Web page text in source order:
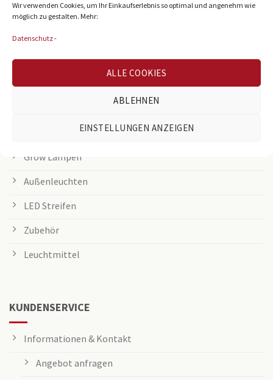
Wir verwenden Cookies, um Ihr Einkaufserlebnis so optimal und angenehm wie
möglich zu gestalten. Mehr:
Datenschutz-
ALLE COOKIES
ABLEHNEN
EINSTELLUNGEN ANZEIGEN
Büroleuchten
LED Panel
Rasterleuchten
Tischleuchten
Grow Lampen
Außenleuchten
LED Streifen
Zubehör
Leuchtmittel
KUNDENSERVICE
Informationen & Kontakt
Angebot anfragen